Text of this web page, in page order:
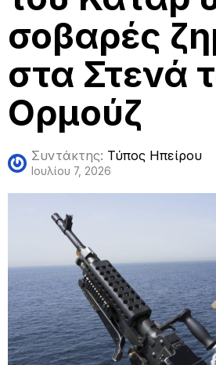
σοβαρές
στα Στενά
Ορμούζ
Συντάκτης: Τύπος Ηπείρου
Ιουλίου 7, 2026